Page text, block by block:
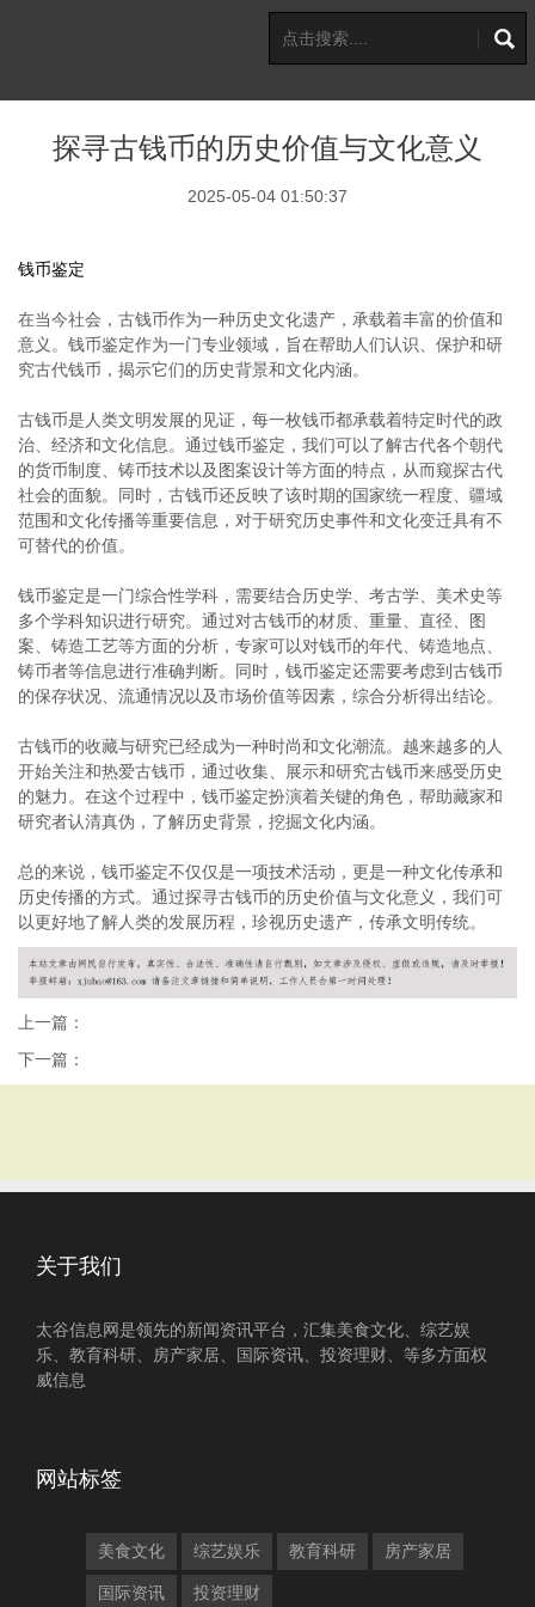
探寻古钱币的历史价值与文化意义
2025-05-04 01:50:37
钱币鉴定
在当今社会，古钱币作为一种历史文化遗产，承载着丰富的价值和
意义。钱币鉴定作为一门专业领域，旨在帮助人们认识、保护和研
究古代钱币，揭示它们的历史背景和文化内涵。
古钱币是人类文明发展的见证，每一枚钱币都承载着特定时代的政
治、经济和文化信息。通过钱币鉴定，我们可以了解古代各个朝代
的货币制度、铸币技术以及图案设计等方面的特点，从而窥探古代
社会的面貌。同时，古钱币还反映了该时期的国家统一程度、疆域
范围和文化传播等重要信息，对于研究历史事件和文化变迁具有不
可替代的价值。
钱币鉴定是一门综合性学科，需要结合历史学、考古学、美术史等
多个学科知识进行研究。通过对古钱币的材质、重量、直径、图
案、铸造工艺等方面的分析，专家可以对钱币的年代、铸造地点、
铸币者等信息进行准确判断。同时，钱币鉴定还需要考虑到古钱币
的保存状况、流通情况以及市场价值等因素，综合分析得出结论。
古钱币的收藏与研究已经成为一种时尚和文化潮流。越来越多的人
开始关注和热爱古钱币，通过收集、展示和研究古钱币来感受历史
的魅力。在这个过程中，钱币鉴定扮演着关键的角色，帮助藏家和
研究者认清真伪，了解历史背景，挖掘文化内涵。
总的来说，钱币鉴定不仅仅是一项技术活动，更是一种文化传承和
历史传播的方式。通过探寻古钱币的历史价值与文化意义，我们可
以更好地了解人类的发展历程，珍视历史遗产，传承文明传统。
上一篇：
下一篇：
关于我们
太谷信息网是领先的新闻资讯平台，汇集美食文化、综艺娱
乐、教育科研、房产家居、国际资讯、投资理财、等多方面权
威信息
网站标签
美食文化 综艺娱乐 教育科研 房产家居
国际资讯 投资理财